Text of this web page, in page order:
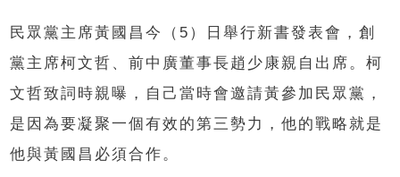
民眾黨主席黃國昌今（5）日舉行新書發表會，創
黨主席柯文哲、前中廣董事長趙少康親自出席。柯
文哲致詞時親曝，自己當時會邀請黃參加民眾黨，
是因為要凝聚一個有效的第三勢力，他的戰略就是
他與黃國昌必須合作。